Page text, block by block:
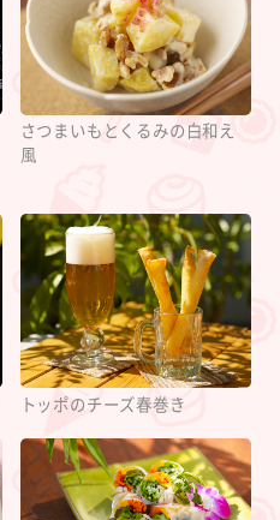
さつまいもとくるみの白和え
風
トッポのチーズ春巻き